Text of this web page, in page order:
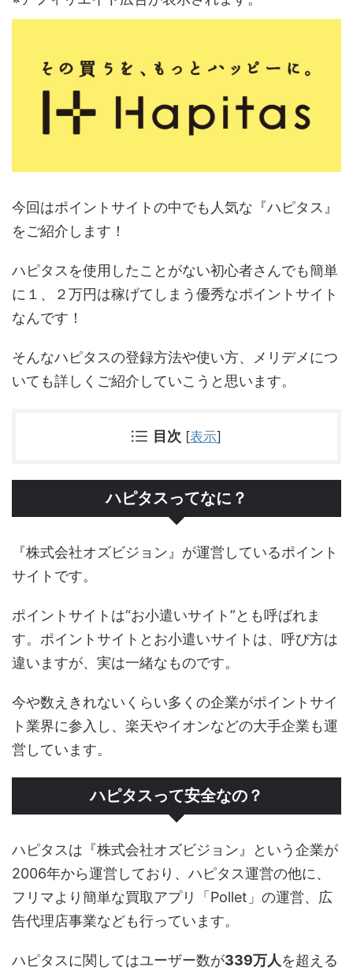
今回はポイントサイトの中でも人気な『ハピタス』
をご紹介します！
ハピタスを使用したことがない初心者さんでも簡単
に１、２万円は稼げてしまう優秀なポイントサイト
なんです！
そんなハピタスの登録方法や使い方、メリデメにつ
いても詳しくご紹介していこうと思います。
目次 [表示]
ハピタスってなに？
『株式会社オズビジョン』が運営しているポイント
サイトです。
ポイントサイトは“お小遣いサイト”とも呼ばれま
す。ポイントサイトとお小遣いサイトは、呼び方は
違いますが、実は一緒なものです。
今や数えきれないくらい多くの企業がポイントサイ
ト業界に参入し、楽天やイオンなどの大手企業も運
営しています。
ハピタスって安全なの？
ハピタスは『株式会社オズビジョン』という企業が
2006年から運営しており、ハピタス運営の他に、
フリマより簡単な買取アプリ「Pollet」の運営、広
告代理店事業なども行っています。
ハピタスに関してはユーザー数が339万人を超える